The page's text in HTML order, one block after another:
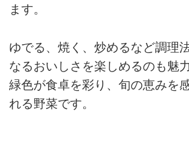
ます。
ゆでる、焼く、炒めるなど調理
なるおいしさを楽しめるのも魅
緑色が食卓を彩り、旬の恵みを
れる野菜です。